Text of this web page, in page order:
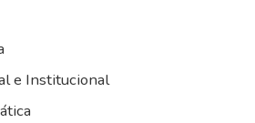
e Institucional